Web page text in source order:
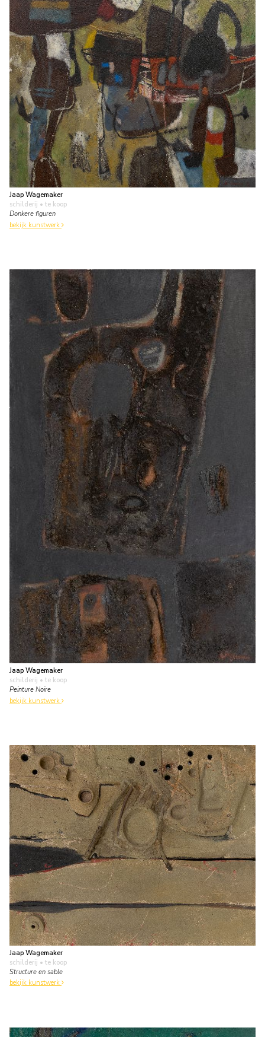
Jaap Wagemaker
schilderij • te koop
Donkere figuren
bekijk kunstwerk
Jaap Wagemaker
schilderij • te koop
Peinture Noire
bekijk kunstwerk
Jaap Wagemaker
schilderij • te koop
Structure en sable
bekijk kunstwerk